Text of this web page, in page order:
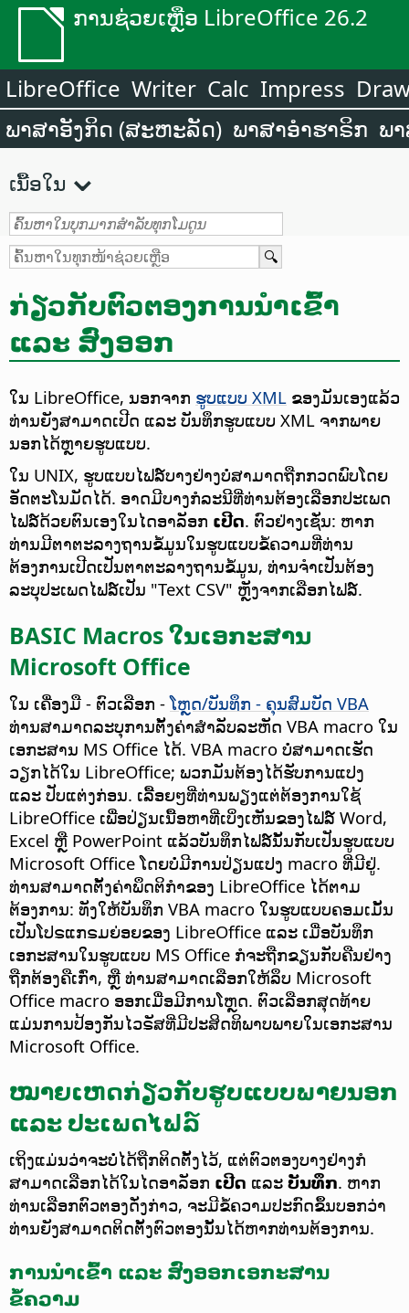
ການຊ່ວຍເຫຼືອ LibreOffice 26.2
LibreOffice Writer Calc Impress
ພາສາອັງກິດ (ສະຫະລັດ) ພາສາອຳຮາຣິກ ພ
ເນື້ອໃນ
ກ່ຽວກັບຕົວຕອງການນຳເຂົ້າ
ແລະ ສົ່ງອອກ
ໃນ LibreOffice, ນອກຈາກ ຮູບແບບ XML ຂອງມັນເອງແລ້ວ
ທ່ານຍັງສາມາດເປີດ ແລະ ບັນທຶກຮູບແບບ XML ຈາກພາຍ
ນອກໄດ້ຫຼາຍຮູບແບບ.
ໃນ UNIX, ຮູບແບບໄຟລ໌ບາງຢ່າງບໍ່ສາມາດຖືກກວດພົບໂດຍ
ອັດຕະໂນມັດໄດ້. ອາດມີບາງກໍລະນີທີ່ທ່ານຕ້ອງເລືອກປະເພດ
ໄຟລ໌ດ້ວຍຕົນເອງໃນໄດອາລັອກ ເປີດ. ຕົວຢ່າງເຊັ່ນ: ຫາກ
ທ່ານມີຕາຕະລາງຖານຂໍ້ມູນໃນຮູບແບບຂໍ້ຄວາມທີ່ທ່ານ
ຕ້ອງການເປີດເປັນຕາຕະລາງຖານຂໍ້ມູນ, ທ່ານຈຳເປັນຕ້ອງ
ລະບຸປະເພດໄຟລ໌ເປັນ "Text CSV" ຫຼັງຈາກເລືອກໄຟລ໌.
BASIC Macros ໃນເອກະສານ
Microsoft Office
ໃນ ເຄື່ອງມື - ຕົວເລືອກ -ໂຫຼດ/ບັນທຶກ - ຄຸນສົມບັດ VBA
ທ່ານສາມາດລະບຸການຕັ້ງຄ່າສຳລັບລະຫັດ VBA macro ໃນ
ເອກະສານ MS Office ໄດ້. VBA macro ບໍ່ສາມາດເຮັດ
ວຽກໄດ້ໃນ LibreOffice; ພວກມັນຕ້ອງໄດ້ຮັບການແປງ
ແລະ ປັບແຕ່ງກ່ອນ. ເລື້ອຍໆທີ່ທ່ານພຽງແຕ່ຕ້ອງການໃຊ້
LibreOffice ເພື່ອປ່ຽນເນື້ອຫາທີ່ເບິ່ງເຫັນຂອງໄຟລ໌ Word,
Excel ຫຼື PowerPoint ແລ້ວບັນທຶກໄຟລ໌ນັ້ນກັບເປັນຮູບແບບ
Microsoft Office ໂດຍບໍ່ມີການປ່ຽນແປງ macro ທີ່ມີຢູ່.
ທ່ານສາມາດຕັ້ງຄ່າພຶດຕິກຳຂອງ LibreOffice ໄດ້ຕາມ
ຕ້ອງການ: ທັງໃຫ້ບັນທຶກ VBA macro ໃນຮູບແບບຄອມເມັ້ນ
ເປັນໂປຣແກຣມຍ່ອຍຂອງ LibreOffice ແລະ ເມື່ອບັນທຶກ
ເອກະສານໃນຮູບແບບ MS Office ກໍຈະຖືກຂຽນກັບຄືນຢ່າງ
ຖືກຕ້ອງຄືເກົ່າ, ຫຼື ທ່ານສາມາດເລືອກໃຫ້ລຶບ Microsoft
Office macro ອອກເມື່ອມີການໂຫຼດ. ຕົວເລືອກສຸດທ້າຍ
ແມ່ນການປ້ອງກັນໄວຣັສທີ່ມີປະສິດທິພາບພາຍໃນເອກະສານ
Microsoft Office.
ໝາຍເຫດກ່ຽວກັບຮູບແບບພາຍນອກ
ແລະ ປະເພດໄຟລ໌
ເຖິງແມ່ນວ່າຈະບໍ່ໄດ້ຖືກຕິດຕັ້ງໄວ້, ແຕ່ຕົວຕອງບາງຢ່າງກໍ
ສາມາດເລືອກໄດ້ໃນໄດອາລັອກ ເປີດ ແລະ ບັນທຶກ. ຫາກ
ທ່ານເລືອກຕົວຕອງດັ່ງກ່າວ, ຈະມີຂໍ້ຄວາມປະກົດຂຶ້ນບອກວ່າ
ທ່ານຍັງສາມາດຕິດຕັ້ງຕົວຕອງນັ້ນໄດ້ຫາກທ່ານຕ້ອງການ.
ການນຳເຂົ້າ ແລະ ສົ່ງອອກເອກະສານ
ຂໍ້ຄວາມ